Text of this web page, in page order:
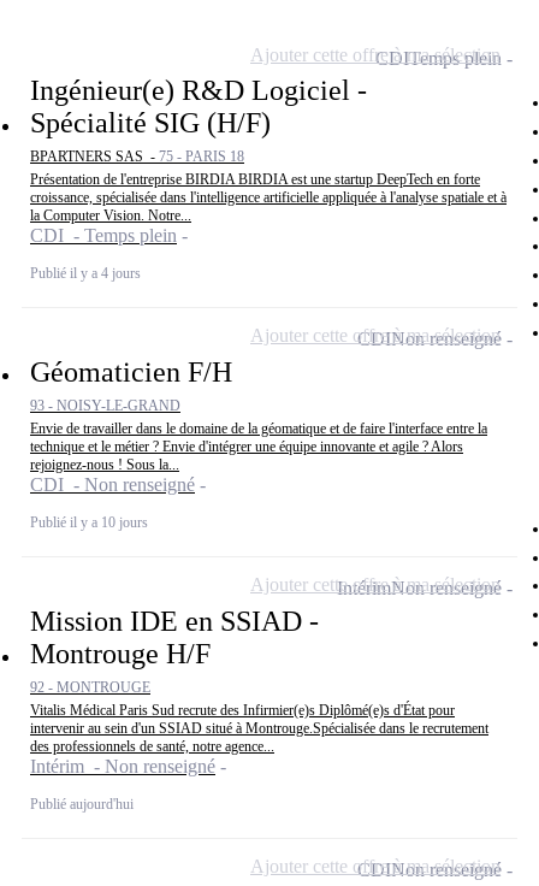
Ingénieur(e) R&D Logiciel -
Spécialité SIG (H/F)
BPARTNERS SAS - 75 - PARIS 18
Présentation de l'entreprise BIRDIA BIRDIA est une startup DeepTech en forte
croissance, spécialisée dans l'intelligence artificielle appliquée à l'analyse spatiale et à
la Computer Vision. Notre...
CDI - Temps plein
Publié il y a 4 jours
CDITemps plein
Ajouter cette offre à ma sélection
Géomaticien F/H
93 - NOISY-LE-GRAND
Envie de travailler dans le domaine de la géomatique et de faire l'interface entre la
technique et le métier ? Envie d'intégrer une équipe innovante et agile ? Alors
rejoignez-nous ! Sous la...
CDI - Non renseigné
Publié il y a 10 jours
CDINon renseigné
Ajouter cette offre à ma sélection
Mission IDE en SSIAD -
Montrouge H/F
92 - MONTROUGE
Vitalis Médical Paris Sud recrute des Infirmier(e)s Diplômé(e)s d'État pour
intervenir au sein d'un SSIAD situé à Montrouge.Spécialisée dans le recrutement
des professionnels de santé, notre agence...
Intérim - Non renseigné
Publié aujourd'hui
IntérimNon renseigné
Ajouter cette offre à ma sélection
CDINon renseigné
Ajouter cette offre à ma sélection